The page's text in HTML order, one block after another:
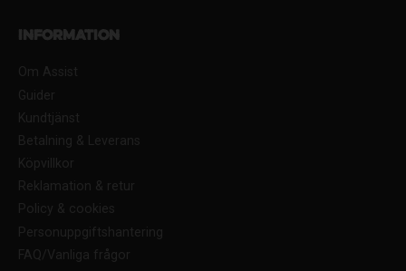
Information
Om Assist
Guider
Kundtjänst
Betalning & Leverans
Köpvillkor
Reklamation & retur
Policy & cookies
Personuppgiftshantering
FAQ/Vanliga frågor